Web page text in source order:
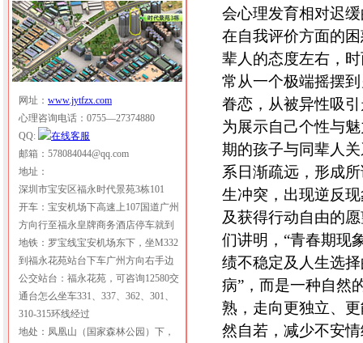
网址： www.jytfzx.com
心理咨询电话：0755—27374880
QQ:
邮箱：578084044@qq.com
地址：
深圳市宝安区福永时代景苑3栋101
开车：宝安机场下高速上107国道广州
方向行至福永皇牌商务酒店停车就到
地铁：罗宝线宝安机场东下，坐M332
到福永花苑站台下车广州方向右手边
公交站台：福永花苑，可咨询12580交
通台怎么坐车331、337、362、301、
310-315环线经过
地处：凤凰山（国家森林公园）下，
会心理发育相对迟
在自我评价方面的
辈人的态度左右，
常从一个极端摇摆
眷恋，从被异性吸
为展示自己个性与
期的孩子与同辈人
系日渐疏远，形成
生冲突，出现逆反
及获得行动自由的
们讲明，“青春期现
绩不稳定及人生选
病”，而是一种自然
熟，走向更独立、
然自若，减少不安